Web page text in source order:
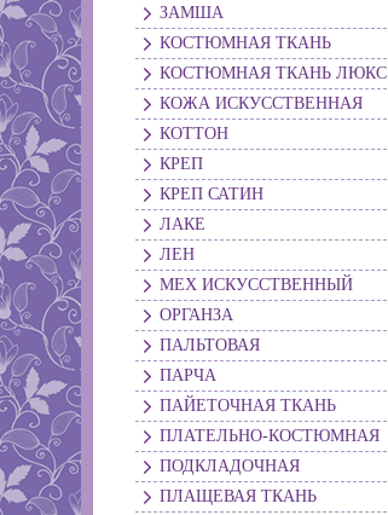
ЗАМША
КОСТЮМНАЯ ТКАНЬ
КОСТЮМНАЯ ТКАНЬ ЛЮКС
КОЖА ИСКУССТВЕННАЯ
КОТТОН
КРЕП
КРЕП САТИН
ЛАКЕ
ЛЕН
МЕХ ИСКУССТВЕННЫЙ
ОРГАНЗА
ПАЛЬТОВАЯ
ПАРЧА
ПАЙЕТОЧНАЯ ТКАНЬ
ПЛАТЕЛЬНО-КОСТЮМНАЯ
ПОДКЛАДОЧНАЯ
ПЛАЩЕВАЯ ТКАНЬ